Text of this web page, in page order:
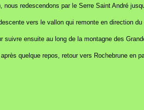
redescendons par le Serre Saint André
vers le vallon qui remonte en direction du
ensuite au long de la montagne des
quelque repos, retour vers Rochebrune